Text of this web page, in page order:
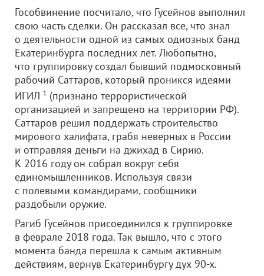
Гособвинение посчитало, что Гусейнов выполнил
свою часть сделки. Он рассказал все, что знал
о деятельности одной из самых одиозных банд
Екатеринбурга последних лет. Любопытно,
что группировку создал бывший подмосковный
рабочий Саттаров, который проникся идеями
ИГИЛ 1 (признано террористической
организацией и запрещено на территории РФ).
Саттаров решил поддержать строительство
мирового халифата, грабя неверных в России
и отправляя деньги на джихад в Сирию.
К 2016 году он собрал вокруг себя
единомышленников. Используя связи
с полевыми командирами, сообщники
раздобыли оружие.
Рагиб Гусейнов присоединился к группировке
в феврале 2018 года. Так вышло, что с этого
момента банда перешла к самым активным
действиям, вернув Екатеринбургу дух 90-х.